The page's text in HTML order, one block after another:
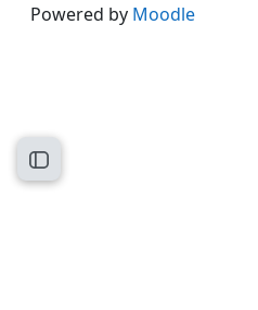
Kursindex öffnen
Powered by Moodle